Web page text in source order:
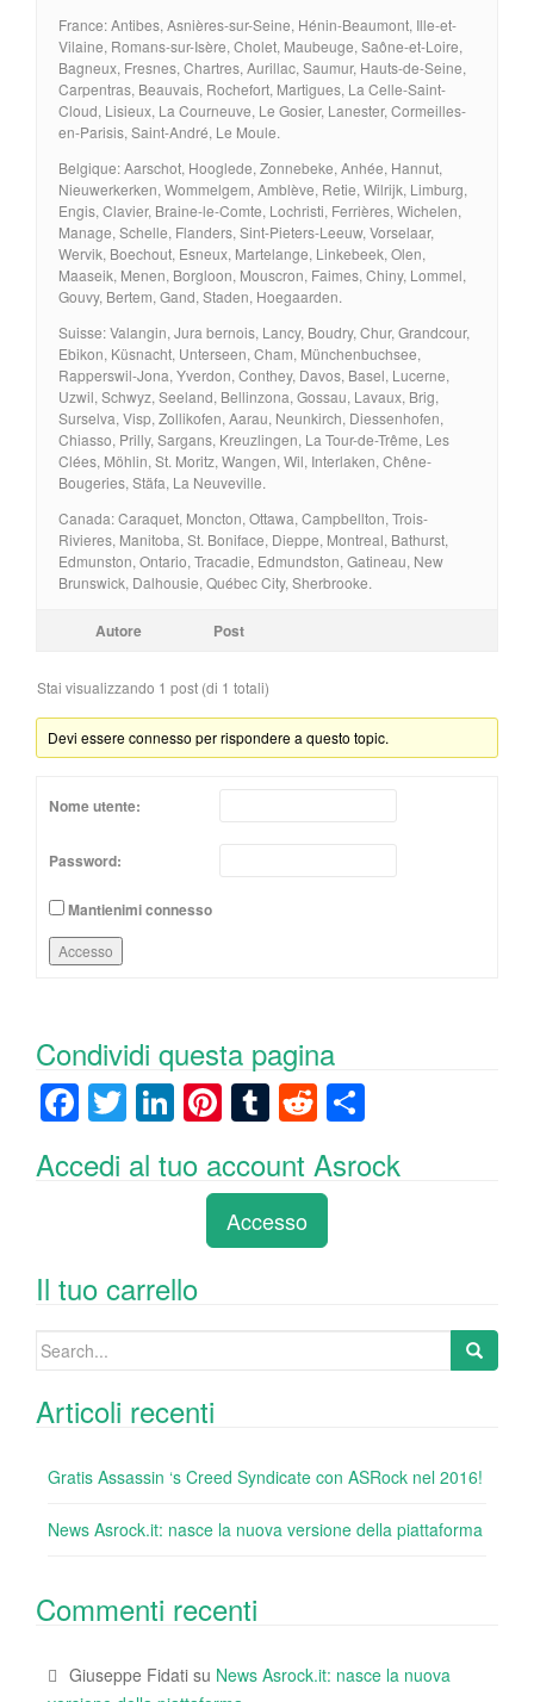
France: Antibes, Asnières-sur-Seine, Hénin-Beaumont, Ille-et-
Vilaine, Romans-sur-Isère, Cholet, Maubeuge, Saône-et-Loire,
Bagneux, Fresnes, Chartres, Aurillac, Saumur, Hauts-de-Seine,
Carpentras, Beauvais, Rochefort, Martigues, La Celle-Saint-
Cloud, Lisieux, La Courneuve, Le Gosier, Lanester, Cormeilles-
en-Parisis, Saint-André, Le Moule.
Belgique: Aarschot, Hooglede, Zonnebeke, Anhée, Hannut,
Nieuwerkerken, Wommelgem, Amblève, Retie, Wilrijk, Limburg,
Engis, Clavier, Braine-le-Comte, Lochristi, Ferrières, Wichelen,
Manage, Schelle, Flanders, Sint-Pieters-Leeuw, Vorselaar,
Wervik, Boechout, Esneux, Martelange, Linkebeek, Olen,
Maaseik, Menen, Borgloon, Mouscron, Faimes, Chiny, Lommel,
Gouvy, Bertem, Gand, Staden, Hoegaarden.
Suisse: Valangin, Jura bernois, Lancy, Boudry, Chur, Grandcour,
Ebikon, Küsnacht, Unterseen, Cham, Münchenbuchsee,
Rapperswil-Jona, Yverdon, Conthey, Davos, Basel, Lucerne,
Uzwil, Schwyz, Seeland, Bellinzona, Gossau, Lavaux, Brig,
Surselva, Visp, Zollikofen, Aarau, Neunkirch, Diessenhofen,
Chiasso, Prilly, Sargans, Kreuzlingen, La Tour-de-Trême, Les
Clées, Möhlin, St. Moritz, Wangen, Wil, Interlaken, Chêne-
Bougeries, Stäfa, La Neuveville.
Canada: Caraquet, Moncton, Ottawa, Campbellton, Trois-
Rivieres, Manitoba, St. Boniface, Dieppe, Montreal, Bathurst,
Edmunston, Ontario, Tracadie, Edmundston, Gatineau, New
Brunswick, Dalhousie, Québec City, Sherbrooke.
Autore Post
Stai visualizzando 1 post (di 1 totali)
Devi essere connesso per rispondere a questo topic.
Nome utente:
Password:
Mantienimi connesso
Accesso
Condividi questa pagina
F
c
o
o
k
T
wi
tt
Li
k
n
Pi
er
e
st
T
m
bl
r
R
e
d
di
t
n
Accedi al tuo account Asrock
Accesso
Il tuo carrello
Search
Articoli recenti
Gratis Assassin ‘s Creed Syndicate con ASRock nel 2016!
News Asrock.it: nasce la nuova versione della piattaforma
Commenti recenti
Giuseppe Fidati su News Asrock.it: nasce la nuova